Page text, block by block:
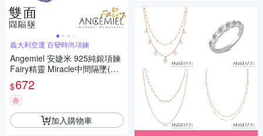
義大利空運 百變時尚項鍊
Angemiel 安婕米 925純銀項鍊
Fairy精靈 Miracle中間隔墜(紫
鑽.銀)
$672
券
加入購物車